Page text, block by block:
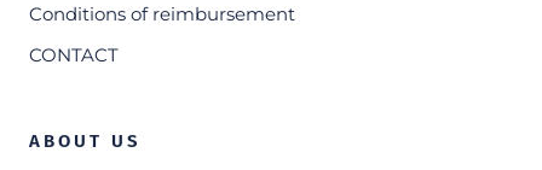
Conditions of reimbursement
CONTACT
ABOUT US